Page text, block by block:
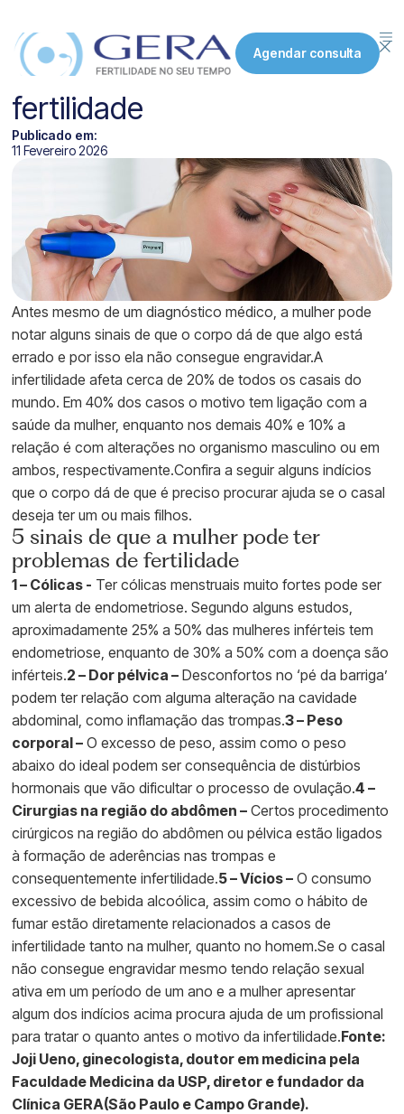
Agendar consulta
5 sinais de que a mulher
pode ter problemas de
fertilidade
Publicado em:
11 Fevereiro 2026
Antes mesmo de um diagnóstico médico, a mulher pode
notar alguns sinais de que o corpo dá de que algo está
errado e por isso ela não consegue engravidar.A
infertilidade afeta cerca de 20% de todos os casais do
mundo. Em 40% dos casos o motivo tem ligação com a
saúde da mulher, enquanto nos demais 40% e 10% a
relação é com alterações no organismo masculino ou em
ambos, respectivamente.Confira a seguir alguns indícios
que o corpo dá de que é preciso procurar ajuda se o casal
deseja ter um ou mais filhos.
5 sinais de que a mulher pode ter
problemas de fertilidade
1 – Cólicas - Ter cólicas menstruais muito fortes pode ser
um alerta de endometriose. Segundo alguns estudos,
aproximadamente 25% a 50% das mulheres inférteis tem
endometriose, enquanto de 30% a 50% com a doença são
inférteis.2 – Dor pélvica – Desconfortos no ‘pé da barriga’
podem ter relação com alguma alteração na cavidade
abdominal, como inflamação das trompas.3 – Peso
corporal – O excesso de peso, assim como o peso
abaixo do ideal podem ser consequência de distúrbios
hormonais que vão dificultar o processo de ovulação.4 –
Cirurgias na região do abdômen – Certos procedimento
cirúrgicos na região do abdômen ou pélvica estão ligados
à formação de aderências nas trompas e
consequentemente infertilidade.5 – Vícios – O consumo
excessivo de bebida alcoólica, assim como o hábito de
fumar estão diretamente relacionados a casos de
infertilidade tanto na mulher, quanto no homem.Se o casal
não consegue engravidar mesmo tendo relação sexual
ativa em um período de um ano e a mulher apresentar
algum dos indícios acima procura ajuda de um profissional
para tratar o quanto antes o motivo da infertilidade.Fonte:
Joji Ueno, ginecologista, doutor em medicina pela
Faculdade Medicina da USP, diretor e fundador da
Clínica GERA(São Paulo e Campo Grande).